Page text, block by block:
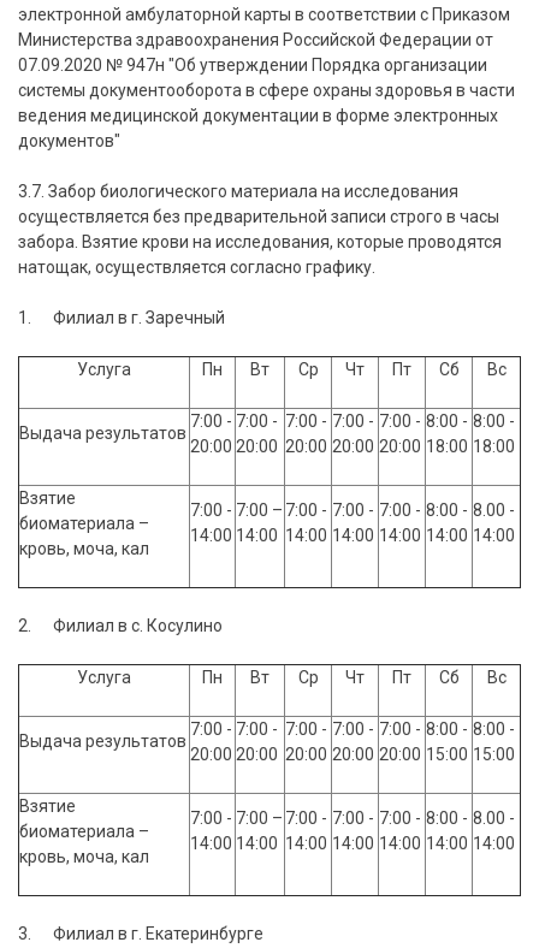
электронной амбулаторной карты в соответствии с Приказом
Министерства здравоохранения Российской Федерации от
07.09.2020 № 947н "Об утверждении Порядка организации
системы документооборота в сфере охраны здоровья в части
ведения медицинской документации в форме электронных
документов"
3.7. Забор биологического материала на исследования
осуществляется без предварительной записи строго в часы
забора. Взятие крови на исследования, которые проводятся
натощак, осуществляется согласно графику.
1. Филиал в г. Заречный
Услуга Пн Вт Ср Чт Пт Сб Вс
Выдача результатов
7:00 -
20:00
7:00 -
20:00
7:00 -
20:00
7:00 -
20:00
7:00 -
20:00
8:00 -
18:00
8:00 -
18:00
Взятие
биоматериала –
кровь, моча, кал
7:00 -
14:00
7:00 –
14:00
7:00 -
14:00
7:00 -
14:00
7:00 -
14:00
8:00 -
14:00
8.00 -
14:00
2. Филиал в с. Косулино
Услуга Пн Вт Ср Чт Пт Сб Вс
Выдача результатов
7:00 -
20:00
7:00 -
20:00
7:00 -
20:00
7:00 -
20:00
7:00 -
20:00
8:00 -
15:00
8:00 -
15:00
Взятие
биоматериала –
кровь, моча, кал
7:00 -
14:00
7:00 –
14:00
7:00 -
14:00
7:00 -
14:00
7:00 -
14:00
8:00 -
14:00
8.00 -
14:00
3. Филиал в г. Екатеринбурге